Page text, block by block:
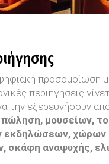
ψηφιακή
περιηγήσεις
την εξερευνήσουν
μουσείων,
εκδηλώσεων, χώρων
σκάφη αναψυχής,